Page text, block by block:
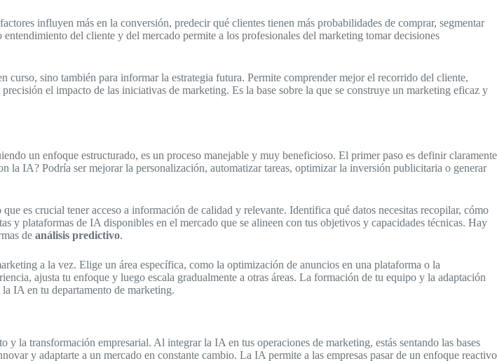
influyen más en la conversión, predecir qué clientes tienen más probabilidades de comprar, segmentar
del cliente y del mercado permite a los profesionales del marketing tomar decisiones
sino también para informar la estrategia futura. Permite comprender mejor el recorrido del cliente,
el impacto de las iniciativas de marketing. Es la base sobre la que se construye un marketing eficaz y
un enfoque estructurado, es un proceso manejable y muy beneficioso. El primer paso es definir claramente
la IA? Podría ser mejorar la personalización, automatizar tareas, optimizar la inversión publicitaria o generar
es crucial tener acceso a información de calidad y relevante. Identifica qué datos necesitas recopilar, cómo
y plataformas de IA disponibles en el mercado que se alineen con tus objetivos y capacidades técnicas. Hay
de análisis predictivo.
a la vez. Elige un área específica, como la optimización de anuncios en una plataforma o la
ajusta tu enfoque y luego escala gradualmente a otras áreas. La formación de tu equipo y la adaptación
IA en tu departamento de marketing.
la transformación empresarial. Al integrar la IA en tus operaciones de marketing, estás sentando las bases
y adaptarte a un mercado en constante cambio. La IA permite a las empresas pasar de un enfoque reactivo